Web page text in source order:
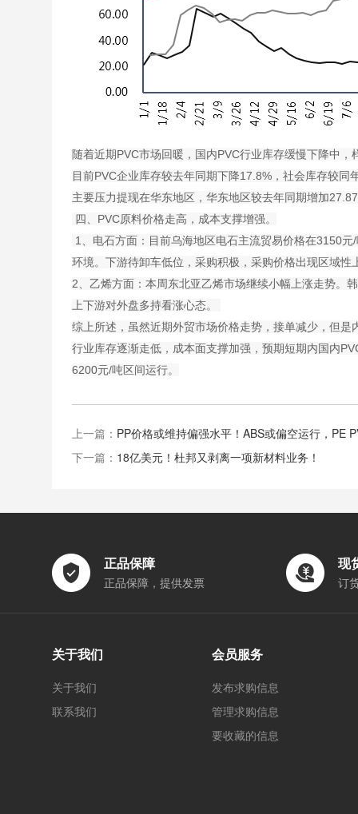
随着近期PVC市场回暖，国内PVC行业库存缓慢下降中
目前PVC企业库存较去年同期下降17.8%，社会库存较
主要压力提现在华东地区，华东地区较去年同期增加
四、PVC原料价格走高，成本支撑增强。
1、电石方面：目前乌海地区电石主流贸易价格在3150
环境。下游待卸车低位，采购积极，采购价格出现区域
2、乙烯方面：本周东北亚乙烯市场继续小幅上涨走势。
上下游对外盘多持看涨心态。
综上所述，虽然近期外贸市场价格走势，接单减少，但
行业库存逐渐走低，成本面支撑加强，预期短期内国内
6200元/吨区间运行。
上一篇： PP价格或维持偏强水平！ABS或偏空运行，PE
下一篇： 18亿美元！杜邦又剥离一项新材料业务！
正品保障
正品保障，提供发票
现
订
关于我们
关于我们
联系我们
会员服务
发布求购信息
管理求购信息
要收藏的信息